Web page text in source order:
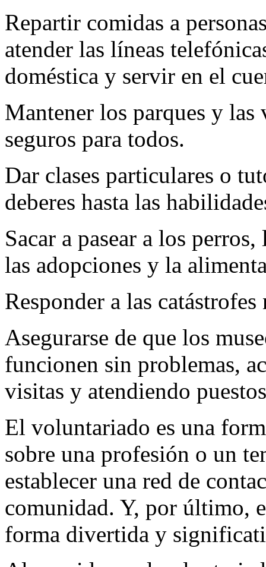
Repartir comidas a
atender las líneas
doméstica y servir en el
Mantener los parques y
seguros para todos.
Dar clases particulares o
deberes hasta las
Sacar a pasear a los
las adopciones y la
Responder a las catástrofes
Asegurarse de que los
funcionen sin problemas,
visitas y atendiendo
El voluntariado es una
sobre una profesión o un
establecer una red de
comunidad. Y, por último,
forma divertida y